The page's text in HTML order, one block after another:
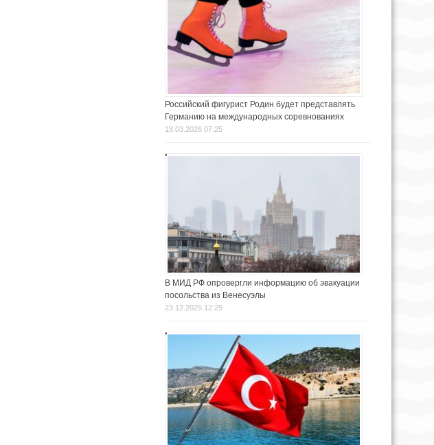
Российский фигурист Родин будет представлять
Германию на международных соревнованиях
18.03.2026 07:25
В МИД РФ опровергли информацию об эвакуации
посольства из Венесуэлы
23.12.2025 12:25